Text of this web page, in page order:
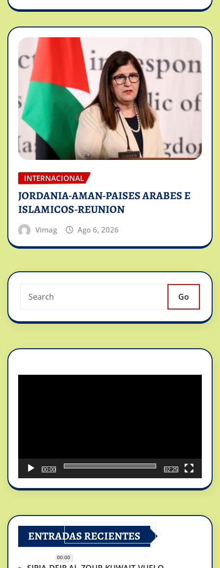
INTERNACIONAL
JORDANIA-AMAN-PAISES ARABES E
ISLAMICOS-REUNION
Vimag Ago 6, 2026
Go
00:00
00:00
02:25
ENTRADAS RECIENTES